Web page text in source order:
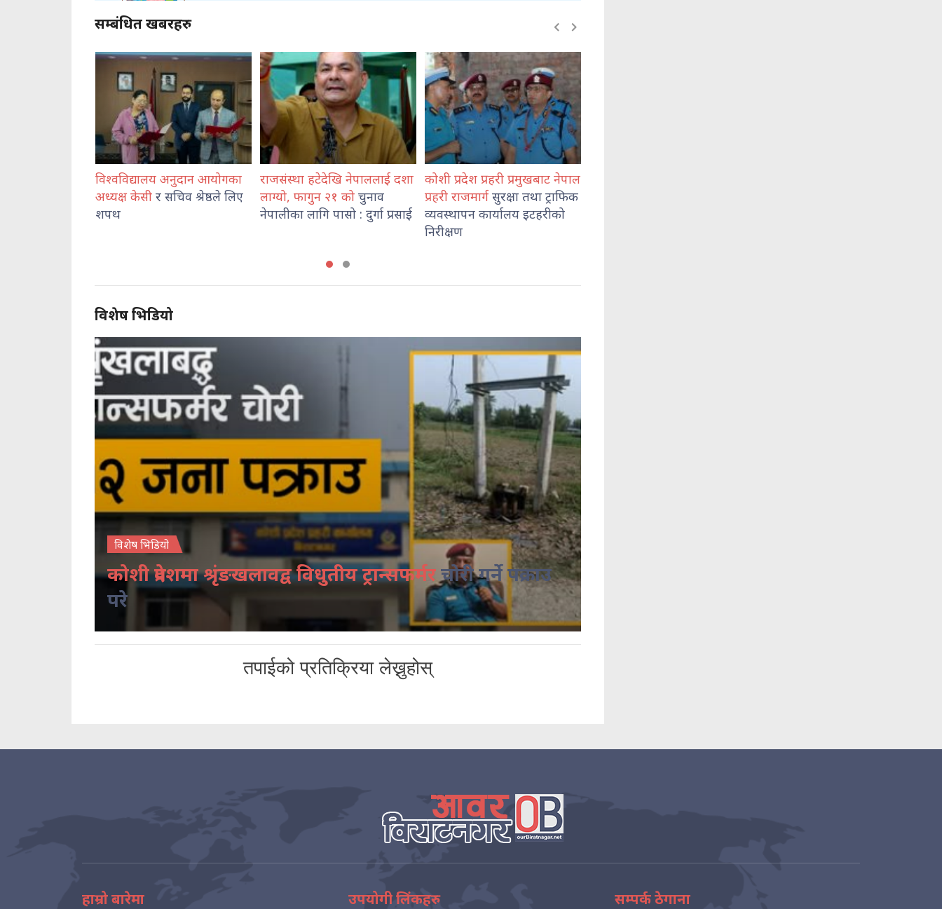
सम्बंधित खबरहरु
अनुदान आयोगका
र सचिव श्रेष्ठले लिए
राजसंस्था हटेदेखि नेपाललाई दशा
लाग्यो, फागुन २१ को
चुनाव
नेपालीका लागि पासो : दुर्गा प्रसाई
कोशी प्रदेश प्रहरी प्रमुखबाट नेपाल
प्रहरी राजमार्ग
सुरक्षा तथा ट्राफिक
व्यवस्थापन कार्यालय इटहरीको
भेडेटारबाट ६४७ किलो गाँजासहित
दुई जना पक्राउ
विशेष भिडियो
विशेष भिडियो
कोशी प्रदेशमा श्रृंङखलावद्व विधुतीय ट्रान्सफर्मरचोरी गर्ने पक्राउ
परे
तपाईको प्रतिक्रिया लेख्नुहोस्
हाम्रो बारेमा उपयोगी लिंकहरु सम्पर्क ठेगाना